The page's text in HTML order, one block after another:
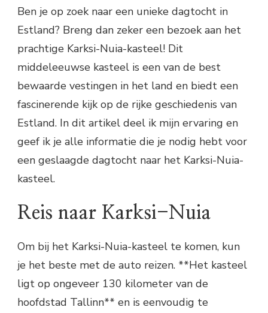
Ben je op zoek naar een unieke dagtocht in
Estland? Breng dan zeker een bezoek aan het
prachtige Karksi-Nuia-kasteel! Dit
middeleeuwse kasteel is een van de best
bewaarde vestingen in het land en biedt een
fascinerende kijk op de rijke geschiedenis van
Estland. In dit artikel deel ik mijn ervaring en
geef ik je alle informatie die je nodig hebt voor
een geslaagde dagtocht naar het Karksi-Nuia-
kasteel.
Reis naar Karksi-Nuia
Om bij het Karksi-Nuia-kasteel te komen, kun
je het beste met de auto reizen. **Het kasteel
ligt op ongeveer 130 kilometer van de
hoofdstad Tallinn** en is eenvoudig te